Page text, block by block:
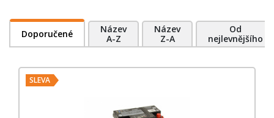
Doporučené
Název
A-Z
Název
Z-A
Od
nejlevnějšího
SLEVA